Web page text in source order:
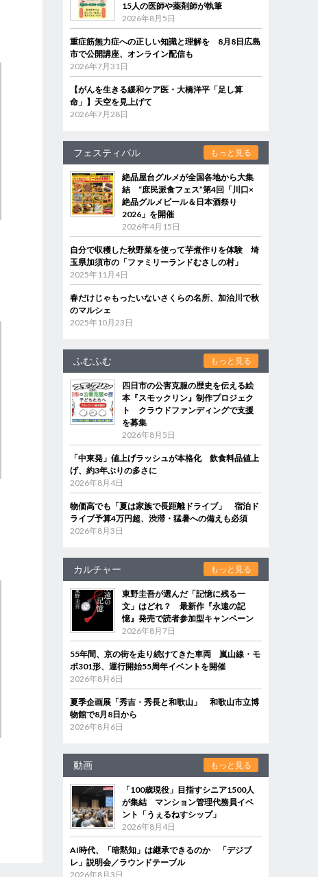
15人の医師や薬剤師が執筆
2026年8月5日
重症筋無力症への正しい知識と理解を 8月8日広島
市で公開講座、オンライン配信も
2026年7月31日
【がんを生きる緩和ケア医・大橋洋平「足し算
命」】天空を見上げて
2026年7月28日
フェスティバル もっと見る
絶品屋台グルメが全国各地から大集
結 “庶民派食フェス”第4回「川口×
絶品グルメビール＆日本酒祭り
2026」を開催
2026年4月15日
自分で収穫した秋野菜を使って芋煮作りを体験 埼
玉県加須市の「ファミリーランドむさしの村」
2025年11月4日
春だけじゃもったいないさくらの名所、加治川で秋
のマルシェ
2025年10月23日
ふむふむ もっと見る
四日市の公害克服の歴史を伝える絵
本『スモックリン』制作プロジェク
ト クラウドファンディングで支援
を募集
2026年8月5日
「中東発」値上げラッシュが本格化 飲食料品値上
げ、約3年ぶりの多さに
2026年8月4日
物価高でも「夏は家族で長距離ドライブ」 宿泊ド
ライブ予算4万円超、渋滞・猛暑への備えも必須
2026年8月3日
カルチャー もっと見る
東野圭吾が選んだ「記憶に残る一
文」はどれ？ 最新作『永遠の記
憶』発売で読者参加型キャンペーン
2026年8月7日
55年間、京の街を走り続けてきた車両 嵐山線・モ
ボ301形、運行開始55周年イベントを開催
2026年8月6日
夏季企画展「秀吉・秀長と和歌山」 和歌山市立博
物館で8月8日から
2026年8月6日
動画 もっと見る
「100歳現役」目指すシニア1500人
が集結 マンション管理代務員イベ
ント「うぇるねすシップ」
2026年8月4日
AI時代、「暗黙知」は継承できるのか 「デジブ
レ」説明会／ラウンドテーブル
2026年8月3日